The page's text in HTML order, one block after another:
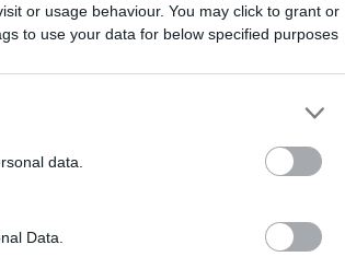
or usage behaviour. You may click to grant or
to use your data for below specified purposes
data.
Data.munka mellett!